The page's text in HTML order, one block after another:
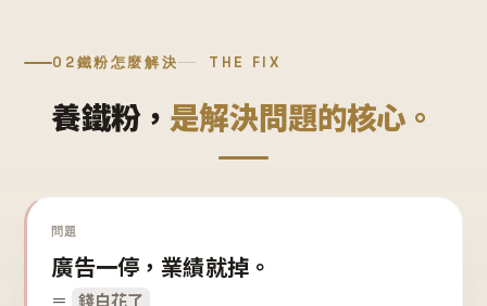
02鐵粉怎麼解決 THE FIX
養鐵粉， 是解決問題的核心。
問題
廣告一停，業績就掉。
＝ 錢白花了